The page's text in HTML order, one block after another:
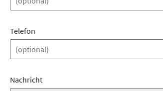
Telefon
Nachricht